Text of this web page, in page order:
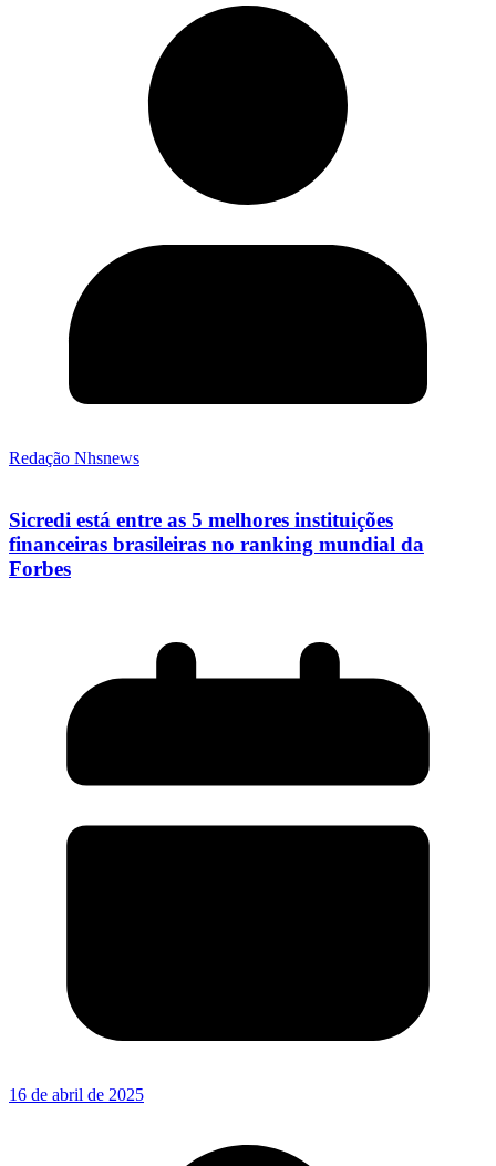
Redação Nhsnews
Sicredi está entre as 5 melhores instituições
financeiras brasileiras no ranking mundial da
Forbes
16 de abril de 2025